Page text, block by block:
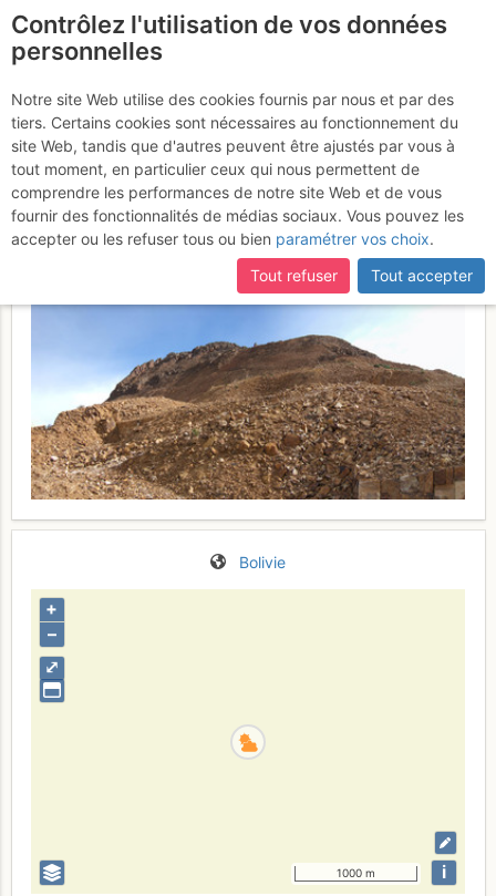
Cerro Rico : en
traversant la cooperative
minière depuis Potosi
Samedi
11 mars 2017
Bolivie
⤢
+
–
1000 m i
Contrôlez l'utilisation de vos données
personnelles
Notre site Web utilise des cookies fournis par nous et par des
tiers. Certains cookies sont nécessaires au fonctionnement du
site Web, tandis que d'autres peuvent être ajustés par vous à
tout moment, en particulier ceux qui nous permettent de
comprendre les performances de notre site Web et de vous
fournir des fonctionnalités de médias sociaux. Vous pouvez les
accepter ou les refuser tous ou bien paramétrer vos choix.
Tout refuser
Tout accepter